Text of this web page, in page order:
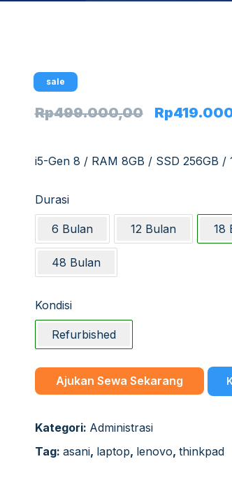
sale
Rp499.000,00 Rp
i5-Gen 8 / RAM 8GB / SSD 256GB /
Durasi
6 Bulan 12 Bulan 18
48 Bulan
Kondisi
Refurbished
Ajukan Sewa Sekarang
Kategori: Administrasi
Tag: asani, laptop, lenovo, thinkpad